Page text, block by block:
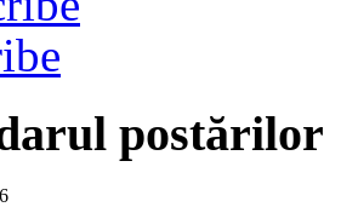
postărilor